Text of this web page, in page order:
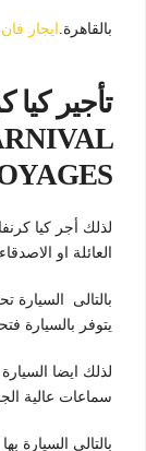
بالقاهرة. ايجار
تأجير
لذلك أجر كيا
العائلة او الاصدقاء
بالتالى السيارة
يتوفر بالسيارة
سماعات عالية
بالتالى السيارة